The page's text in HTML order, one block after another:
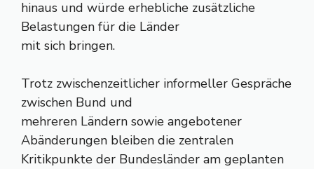
hinaus und würde erhebliche zusätzliche
Belastungen für die Länder
mit sich bringen.
Trotz zwischenzeitlicher informeller Gespräche
zwischen Bund und
mehreren Ländern sowie angebotener
Abänderungen bleiben die zentralen
Kritikpunkte der Bundesländer am geplanten